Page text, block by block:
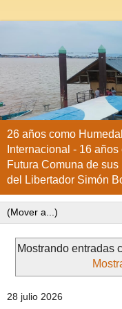
26 años como
Internacional - 16
Futura Comuna de
del Libertador Simón
Mostrando entradas
28 julio 2026